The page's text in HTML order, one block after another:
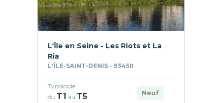
L'Île en Seine - Les Riots et La
Ria
L'ÎLE-SAINT-DENIS - 93450
Neuf
Typologie
du T1 au T5